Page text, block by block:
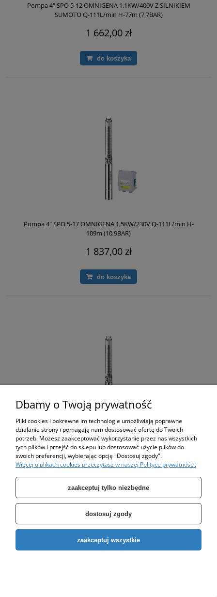
Pompa 4" SPO 5-12 OMNIGENA 1,1KW/400V Z SILNIKIEM
SUMOTO Q-111L/min H-77m (7,7BAR)
1 662,00 zł
do koszyka
Pompa 4" SPO 5-17 OMNIGENA 1,5KW/230V Q-111L/min H-
109m (10,9BAR)
1 837,00 zł
do koszyka
Pompa 4" SPO 5-17 OMNIGENA 1,5KW/230V SUMOTO Q-
111L/min H-109m (10,9bar)
1 921,00 zł
Dbamy o Twoją prywatność
Pliki cookies i pokrewne im technologie umożliwiają poprawne
działanie strony i pomagają nam dostosować ofertę do Twoich
potrzeb. Możesz zaakceptować wykorzystanie przez nas wszystkich
tych plików i przejść do sklepu lub dostosować użycie plików do
swoich preferencji, wybierając opcję "Dostosuj zgody".
Więcej o plikach cookies przeczytasz w naszej Polityce prywatności.
zaakceptuj tylko niezbędne
dostosuj zgody
zaakceptuj wszystkie